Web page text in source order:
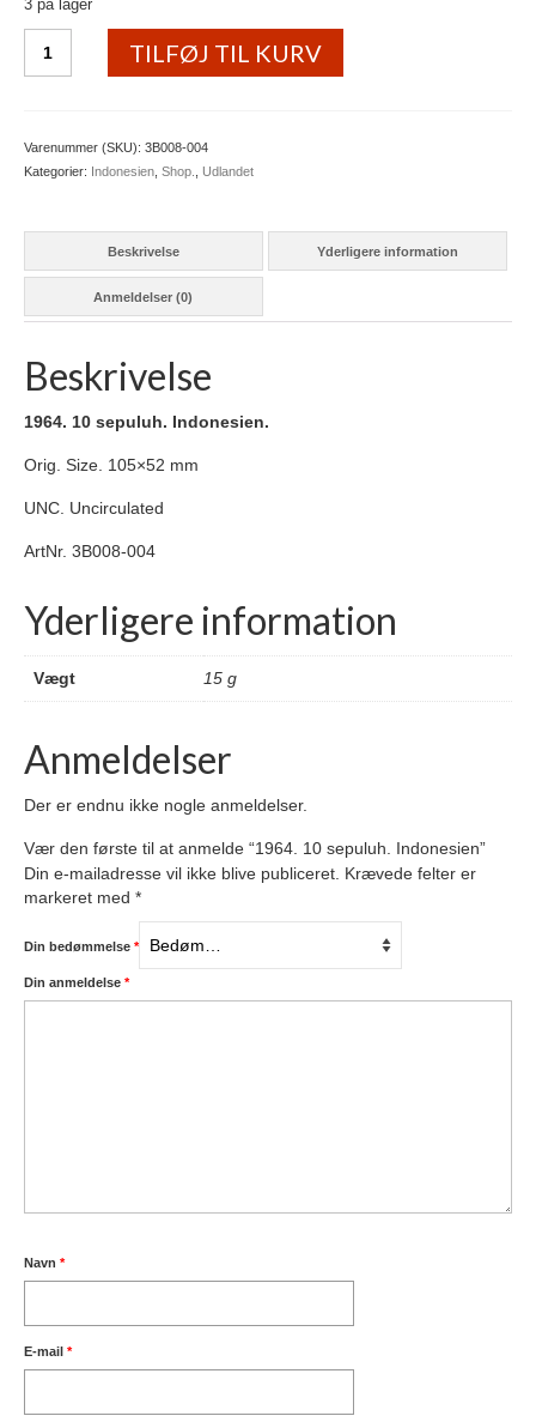
Kurv
3 på lager
TILFØJ TIL KURV
Varenummer (SKU): 3B008-004
Kategorier: Indonesien Shop. Udlandet
Beskrivelse Yderligere information
Anmeldelser (0)
Beskrivelse
1964. 10 sepuluh. Indonesien.
Orig. Size. 105×52 mm
UNC. Uncirculated
ArtNr. 3B008-004
Yderligere information
Vægt 15 g
Anmeldelser
Der er endnu ikke nogle anmeldelser.
Vær den første til at anmelde “1964. 10 sepuluh. Indonesien”
Din e-mailadresse vil ikke blive publiceret. Krævede felter er
markeret med *
Din bedømmelse *
Din anmeldelse *
Navn *
E-mail *